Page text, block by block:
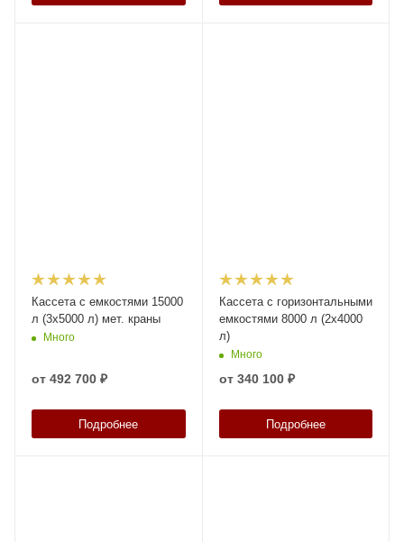
Кассета с емкостями 15000
л (3х5000 л) мет. краны
Много
от 492 700 ₽
Подробнее
Кассета с горизонтальными
емкостями 8000 л (2х4000
л)
Много
от 340 100 ₽
Подробнее